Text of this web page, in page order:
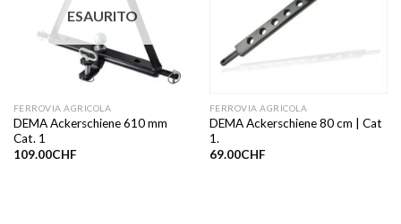
ESAURITO
FERROVIA AGRICOLA
DEMA Ackerschiene 610 mm
Cat. 1
109.00CHF
FERROVIA AGRICOLA
DEMA Ackerschiene 80 cm | Cat
1.
69.00CHF